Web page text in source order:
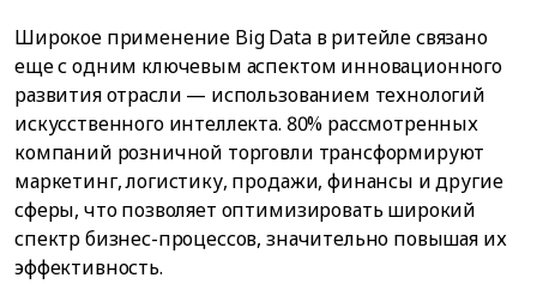
Широкое применение Big Data в ритейле связано
еще с одним ключевым аспектом инновационного
развития отрасли — использованием технологий
искусственного интеллекта. 80% рассмотренных
компаний розничной торговли трансформируют
маркетинг, логистику, продажи, финансы и другие
сферы, что позволяет оптимизировать широкий
спектр бизнес-процессов, значительно повышая их
эффективность.